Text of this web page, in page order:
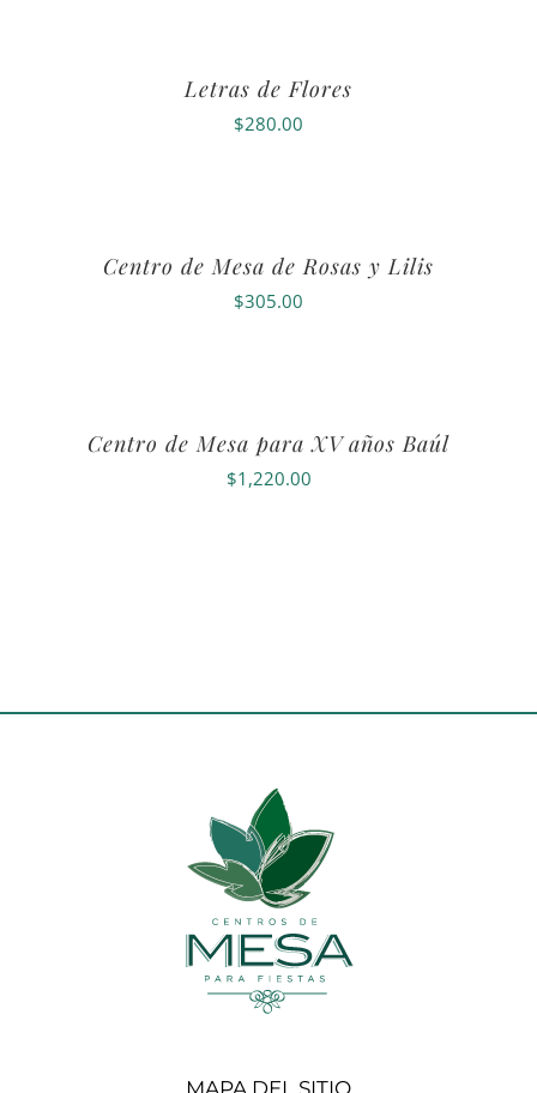
Letras de Flores
$280.00
Centro de Mesa de Rosas y Lilis
$305.00
Centro de Mesa para XV años Baúl
$1,220.00
MAPA DEL SITIO